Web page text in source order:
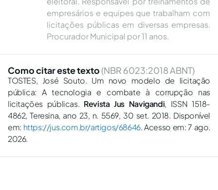
empresários e equipes que trabalham com
licitações públicas em diversas empresas.
Procurador Municipal por 11 anos.
Como citar este texto (NBR 6023:2018 ABNT)
TOSTES, José Souto. Um novo modelo de licitação
pública: A tecnologia e combate à corrupção nas
licitações públicas. Revista Jus Navigandi, ISSN 1518-
4862, Teresina, ano 23, n. 5569, 30 set. 2018. Disponível
em: https://jus.com.br/artigos/68646. Acesso em: 7 ago.
2026.